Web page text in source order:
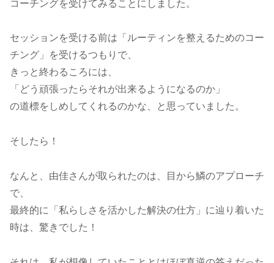
コーチングを受けてみることにしました。
セッションを受ける前は「ルーティンを整えるためのコー
チング」を受けるつもりで、
きっと終わるころには、
「どう頑張ったらそれが出来るようになるのか」
の道標をしめしてくれるのかな、と思っていました。
そしたら！
なんと、由佳さんが取られたのは、目から鱗のアプローチ
で、
最終的に「私らしさを活かした解決の仕方」に辿り着いた
時は、驚きでした！